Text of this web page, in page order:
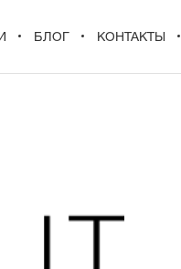
БЛОГ КОНТАКТЫ